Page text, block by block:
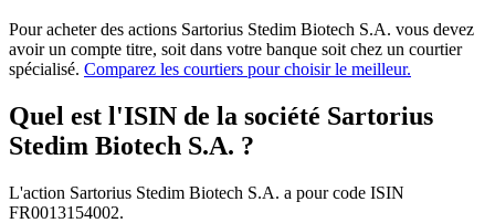
Pour acheter des actions Sartorius Stedim Biotech S.A. vous devez
avoir un compte titre, soit dans votre banque soit chez un courtier
spécialisé. Comparez les courtiers pour choisir le meilleur.
Quel est l'ISIN de la société Sartorius
Stedim Biotech S.A. ?
L'action Sartorius Stedim Biotech S.A. a pour code ISIN
FR0013154002.